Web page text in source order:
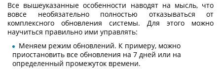
Все вышеуказанные особенности наводят на мысль, что
вовсе необязательно полностью отказываться от
комплексного обновления системы. Для этого можно
научиться правильно ими управлять:
Меняем режим обновлений. К примеру, можно
приостановить все обновления на 7 дней или на
определенный промежуток времени.